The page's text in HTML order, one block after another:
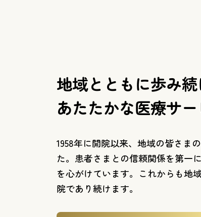
地域とともに歩み続
あたたかな医療サ
1958年に開院以来、地域の皆さま
た。患者さまとの信頼関係を第一
を心がけています。これからも地
院であり続けます。